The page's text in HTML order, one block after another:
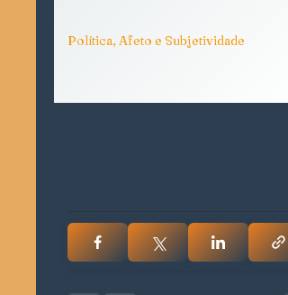
Política, Afeto e Subjetividade